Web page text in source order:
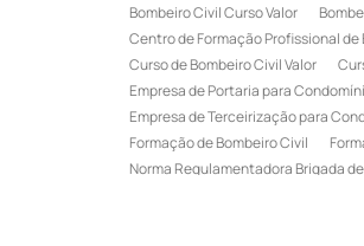
Bombeiro Civil Curso Valor
Centro de Formação Profissional de
Curso de Bombeiro Civil Valor
Empresa de Portaria para
Empresa de Terceirização para
Formação de Bombeiro Civil
Norma Regulamentadora Brigada